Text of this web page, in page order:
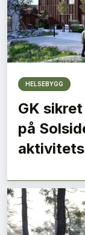
HELSEBYGG
GK
på